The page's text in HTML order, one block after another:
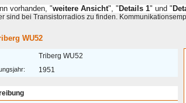
vorhanden, "weitere Ansicht", " Details 1" und "
sind bei Transistorradios zu finden.
WU52
Triberg WU52
1951